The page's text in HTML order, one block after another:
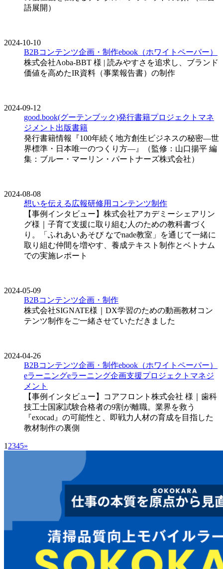
語展開）
2024-10-10
B2Bコンテンツ企画・制作ebook（ホワイトペーパー）
株式会社Aoba-BBT 様 | 読みやすさを追求し、ブランド
価値を高めたIR資料（事業報告書）の制作
2024-09-12
good.book(グーテンブック)発行書籍プロジェクトマネ
ジメント 出版書籍
発行書籍情報『100年続く地方創生ビジネスの秘密―世
界標準・日本唯一のつくり方―』（監修：山口揚平 編
集：ブルー・マーリン・パートナーズ株式会社）
2024-08-08
想いを伝える広報研修用コンテンツ制作
【事例インタビュー】株式会社アカデミーシェアリン
グ様｜子育て支援に取り組む人のための教科書づく
り。「ふれあいあそび なでnade教室」を通じて一緒に
取り組む仲間を増やす、養成テキスト制作とベトナム
での実施レポート
2024-05-09
B2Bコンテンツ企画・制作
株式会社SIGNATE様｜DX学習のための動画教材コン
テンツ制作をご一緒させていただきました
2024-04-26
B2Bコンテンツ企画・制作ebook（ホワイトペーパー）
eラーニングeラーニング企画支援プロジェクトマネジ
メント
【事例インタビュー】コアフロント株式会社 様｜歯科
技工士国家試験合格者の9割が離職。業界を救う
『exocad』の可能性と、即戦力人材の育成を目指した
教材制作の裏側
1 2345»